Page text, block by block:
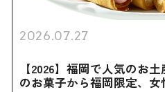
2026.07.27
【2026】福岡で人気のお
のお菓子から福岡限定、